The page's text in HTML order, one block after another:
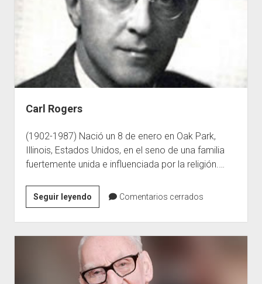
Carl Rogers
(1902-1987) Nació un 8 de enero en Oak Park,
Illinois, Estados Unidos, en el seno de una familia
fuertemente unida e influenciada por la religión.…
Seguir leyendoCarl
Rogers
Comentarios cerrados